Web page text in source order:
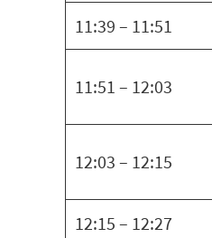
11:39 – 11:51
11:51 – 12:03
12:03 – 12:15
12:15 – 12:27